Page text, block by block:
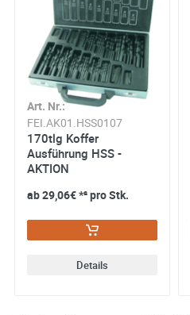
Art. Nr.:
FEI.AK01.HSS0107
170tlg Koffer
Ausführung HSS -
AKTION
ab29,06€*² pro Stk.
Details